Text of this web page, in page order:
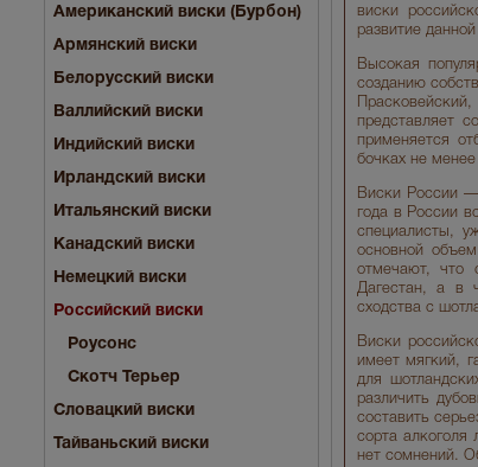
Американский виски (Бурбон)
Армянский виски
Белорусский виски
Валлийский виски
Индийский виски
Ирландский виски
Итальянский виски
Канадский виски
Немецкий виски
Российский виски
Роусонс
Скотч Терьер
Словацкий виски
Тайваньский виски
виски
развитие
Высокая
созданию
представляет
применяется
бочках не менее
Виски России —
года в России
специалисты,
основной
отмечают, что
Дагестан, а в
сходства с
Виски
имеет мягкий,
для
различить
составить
сорта алкоголя
нет сомнений.